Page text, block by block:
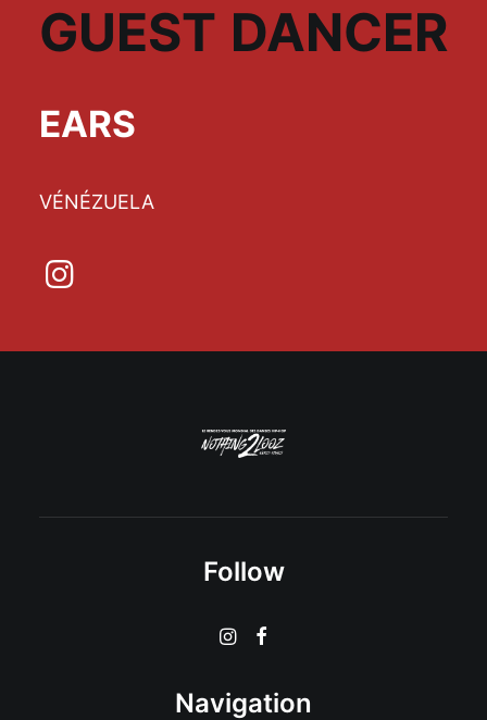
GUEST DANCER
EARS
VÉNÉZUELA
Follow
Navigation